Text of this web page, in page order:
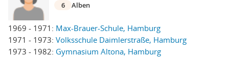
1969 - 1971: Max-Brauer-Schule, Hamburg
1971 - 1973: Volksschule Daimlerstraße, Hamburg
1973 - 1982: Gymnasium Altona, Hamburg
6
Alben